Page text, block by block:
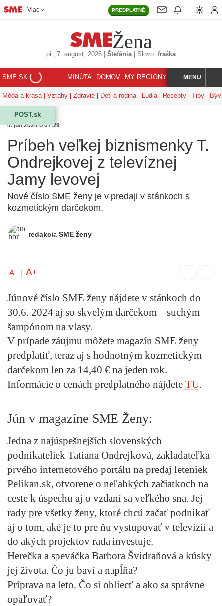
Viac PREDPLATNÉ
Žena
pi , 7. august, 2026 Štefánia| Slovo: fraška
SME.SK MINÚTA DOMOV MY REGIÓNY KORZÁR
HĽADAJMENU
Móda a krása Vzťahy Zdravie Deti a rodina Ľudia Recepty Tipy
POST.sk
4. jún 2024 o 07:29
Príbeh veľkej biznismenky T.
Ondrejkovej z televíznej
Jamy levovej
Nové číslo SME ženy je v predaji v stánkoch s
kozmetickým darčekom.
redakcia SME ženy
A- A+
Júnové číslo SME ženy nájdete v stánkoch do
30.6. 2024 aj so skvelým darčekom – suchým
šampónom na vlasy.
V prípade záujmu môžete magazín SME ženy
predplatiť, teraz aj s hodnotným kozmetickým
darčekom len za 14,40 € na jeden rok.
Informácie o cenách predplatného nájdete TU.
Jún v magazíne SME Ženy:
Jedna z najúspešnejších slovenských
podnikateliek Tatiana Ondrejková, zakladateľka
prvého internetového portálu na predaj leteniek
Pelikan.sk, otvorene o neľahkých začiatkoch na
ceste k úspechu aj o vzdaní sa veľkého sna. Jej
rady pre všetky ženy, ktoré chcú začať podnikať
aj o tom, aké je to pre ňu vystupovať v televízií a
do akých projektov rada investuje.
Herečka a speváčka Barbora Švidraňová a kúsky
jej života. Čo ju baví a napĺňa?
Príprava na leto. Čo si obliecť a ako sa správne
opaľovať?